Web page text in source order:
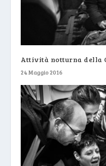
Attività notturna della
24 Maggio 2016